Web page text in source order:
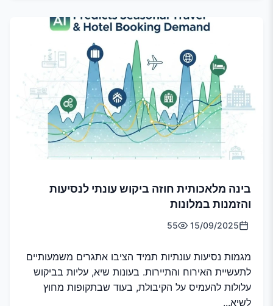
בינה מלאכותית חוזה ביקוש עונתי לנסיעות
והזמנות במלונות
15/09/2025
55
מגמות נסיעות עונתיות תמיד הציבו אתגרים משמעותיים
לתעשיית האירוח והתיירות. בעונות שיא, עליות בביקוש
עלולות להעמיס על הקיבולת, בעוד שבתקופות מחוץ
לשיא...